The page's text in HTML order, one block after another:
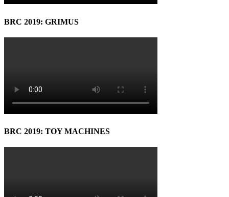
BRC 2019: GRIMUS
BRC 2019: TOY MACHINES